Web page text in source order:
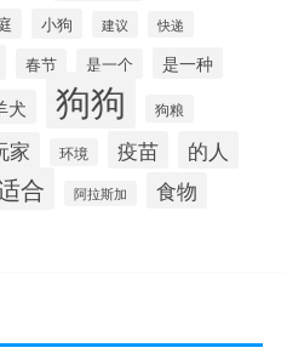
小狗 建议 快递
春节 是一个 是一种
犬 狗狗 狗粮
家 环境 疫苗 的人
合 阿拉斯加 食物